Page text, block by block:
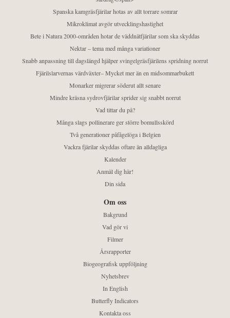
Spanska kamgräsfjärilar hotas av allt torrare somrar
Mikroklimat avgör utvecklingshastighet
Bete i Natura 2000-områden hotar de väddnätfjärilar som ska skyddas
Nektar – tema med många variationer
Snabb anpassning till dagslängd hjälper svingelgräsfjärilens spridning norrut
Fjärilslarvernas värdväxter– Mycket mer än en midsommarbukett
Monarker migrerar söderut allt senare
Mindre kräsna sydrovfjärilar sprider sig snabbt norrut
Vad tittar du på?
Många slags pollinerare ger större bomullsskörd
Två generationer påfågelöga i Belgien
Vackra fjärilar skyddas oftare än alldagliga
Kalender
Anmäl dig här!
Din sida
Om oss
Bakgrund
Vad gör vi
Filmer
Årsrapporter
Biogeografisk uppföljning
Nyhetsbrev
In English
Butterfly Indicators
Kontakta oss